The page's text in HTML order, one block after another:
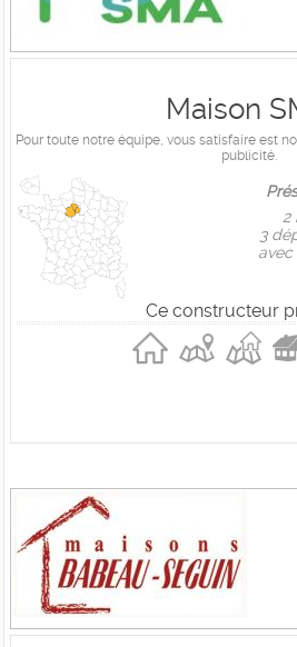
Maison
Pour toute notre équipe, vous satisfaire est
publicité.
2
3
avec
Ce constructeur